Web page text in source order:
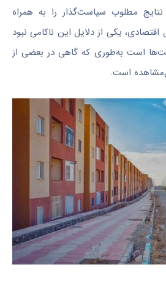
مطلوب سیاست‌گذار را به همراه
یکی از دلایل این ناکامی نبود
است به‌طوری که گاهی در بعضی از
است.